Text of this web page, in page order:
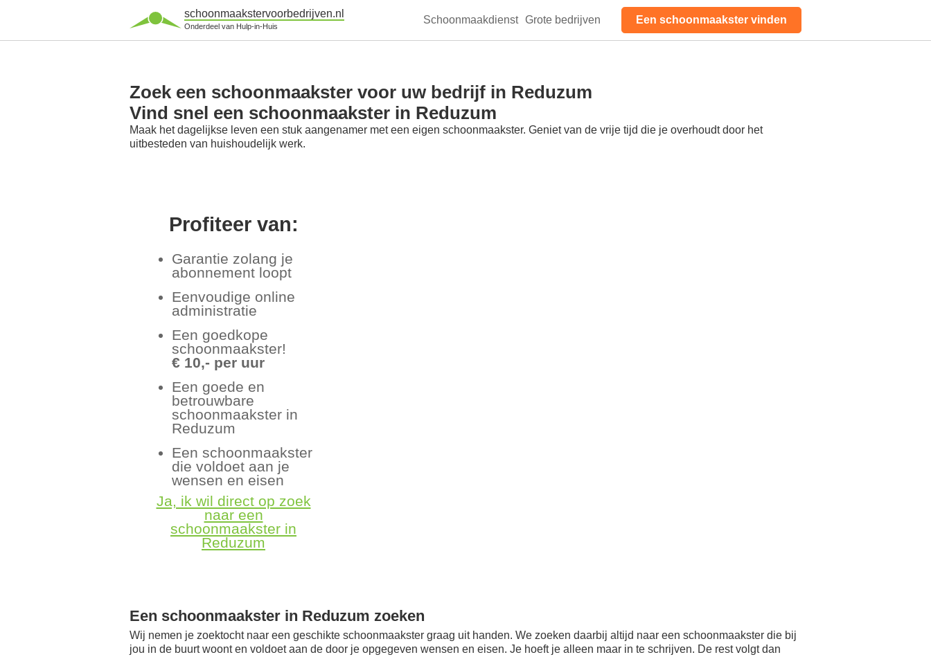
schoonmaakstervoorbedrijven.nl
Onderdeel van Hulp-in-Huis
Schoonmaakdienst Grote bedrijven Een schoonmaakster vinden
Zoek een schoonmaakster voor uw bedrijf in Reduzum
Vind snel een schoonmaakster in Reduzum
Maak het dagelijkse leven een stuk aangenamer met een eigen schoonmaakster. Geniet van de vrije tijd die je overhoudt door het
uitbesteden van huishoudelijk werk.
Profiteer van:
Garantie zolang je
abonnement loopt
Eenvoudige online
administratie
Een goedkope
schoonmaakster!
€ 10,- per uur
Een goede en
betrouwbare
schoonmaakster in
Reduzum
Een schoonmaakster
die voldoet aan je
wensen en eisen
Ja, ik wil direct op zoek
naar een
schoonmaakster in
Reduzum
Een schoonmaakster in Reduzum zoeken
Wij nemen je zoektocht naar een geschikte schoonmaakster graag uit handen. We zoeken daarbij altijd naar een schoonmaakster die bij
jou in de buurt woont en voldoet aan de door je opgegeven wensen en eisen. Je hoeft je alleen maar in te schrijven. De rest volgt dan